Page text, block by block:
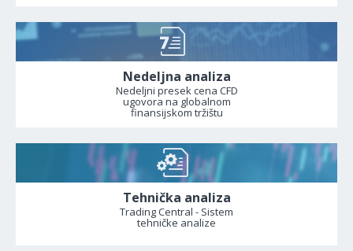
Nedeljna analiza
Nedeljni presek cena CFD
ugovora na globalnom
finansijskom tržištu
Tehnička analiza
Trading Central - Sistem
tehničke analize